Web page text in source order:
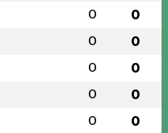
0 0
0 0
0 0
0 0
0 0